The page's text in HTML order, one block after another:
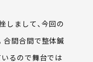
しまして、今回の
合間合間で整体鍼
るので舞台では